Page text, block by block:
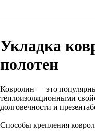
Укладка
полотен
Ковролин — это
теплоизоляционными
долговечности и
Способы крепления